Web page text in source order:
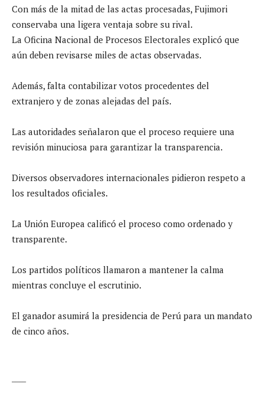
Con más de la mitad de las actas procesadas, Fujimori
conservaba una ligera ventaja sobre su rival.
La Oficina Nacional de Procesos Electorales explicó que
aún deben revisarse miles de actas observadas.
Además, falta contabilizar votos procedentes del
extranjero y de zonas alejadas del país.
Las autoridades señalaron que el proceso requiere una
revisión minuciosa para garantizar la transparencia.
Diversos observadores internacionales pidieron respeto a
los resultados oficiales.
La Unión Europea calificó el proceso como ordenado y
transparente.
Los partidos políticos llamaron a mantener la calma
mientras concluye el escrutinio.
El ganador asumirá la presidencia de Perú para un mandato
de cinco años.